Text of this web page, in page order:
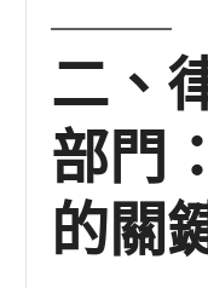
二、
部門
的關